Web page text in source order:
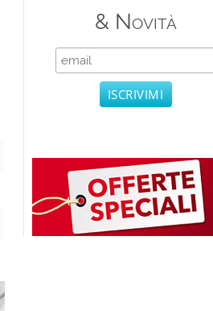
& Novità